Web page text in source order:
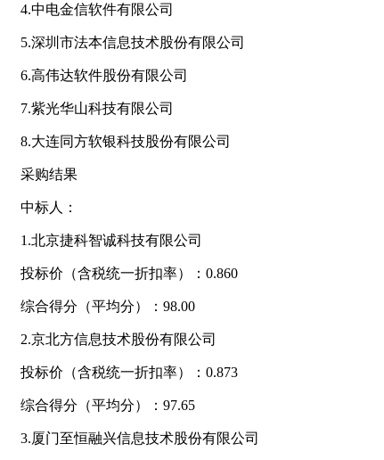
4.中电金信软件有限公司
5.深圳市法本信息技术股份有限公司
6.高伟达软件股份有限公司
7.紫光华山科技有限公司
8.大连同方软银科技股份有限公司
采购结果
中标人：
1.北京捷科智诚科技有限公司
投标价（含税统一折扣率）：0.860
综合得分（平均分）：98.00
2.京北方信息技术股份有限公司
投标价（含税统一折扣率）：0.873
综合得分（平均分）：97.65
3.厦门至恒融兴信息技术股份有限公司